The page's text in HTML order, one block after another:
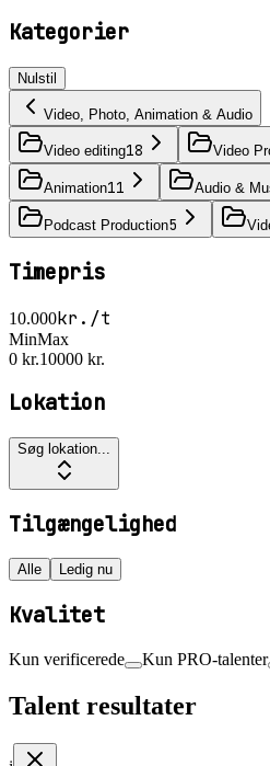
Kategorier
Nulstil
Video, Photo, Animation & Audio
Video editing18 Video
Animation11 Audio &
Podcast Production5
Timepris
10.000kr./t
MinMax
0 kr.10000 kr.
Lokation
Søg lokation...
Tilgængelighed
Alle Ledig nu
Kvalitet
Kun verificerede Kun PRO-talenter
Talent resultater